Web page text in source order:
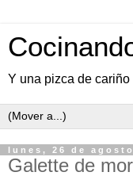
Y una pizca de cariño
lunes, 26 de
Galette de